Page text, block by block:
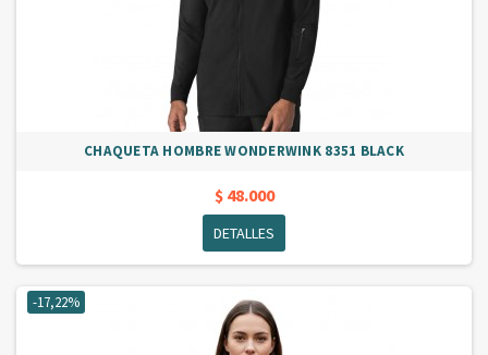
CHAQUETA HOMBRE WONDERWINK 8351 BLACK
$ 48.000
DETALLES
-17,22%